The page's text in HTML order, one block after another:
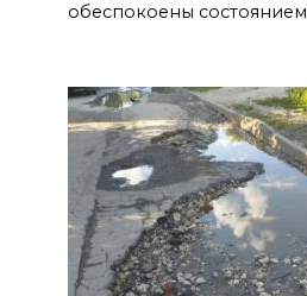
обеспокоены состоянием